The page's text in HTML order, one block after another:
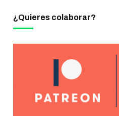
¿Quieres colaborar?